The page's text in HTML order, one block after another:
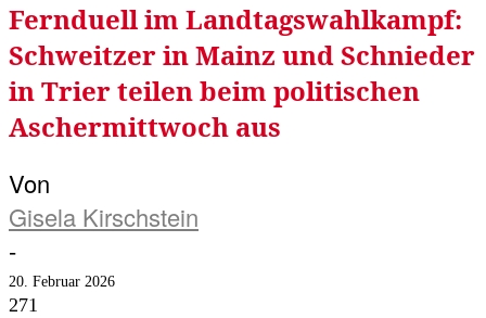
Fernduell im Landtagswahlkampf:
Schweitzer in Mainz und Schnieder
in Trier teilen beim politischen
Aschermittwoch aus
Von
Gisela Kirschstein
-
20. Februar 2026
271